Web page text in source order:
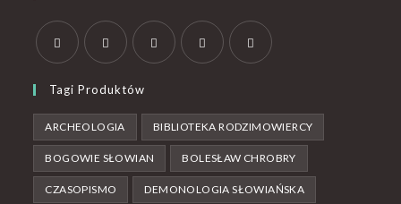
Tagi Produktów
ARCHEOLOGIA BIBLIOTEKA RODZIMOWIERCY
BOGOWIE SŁOWIAN BOLESŁAW CHROBRY
CZASOPISMO DEMONOLOGIA SŁOWIAŃSKA